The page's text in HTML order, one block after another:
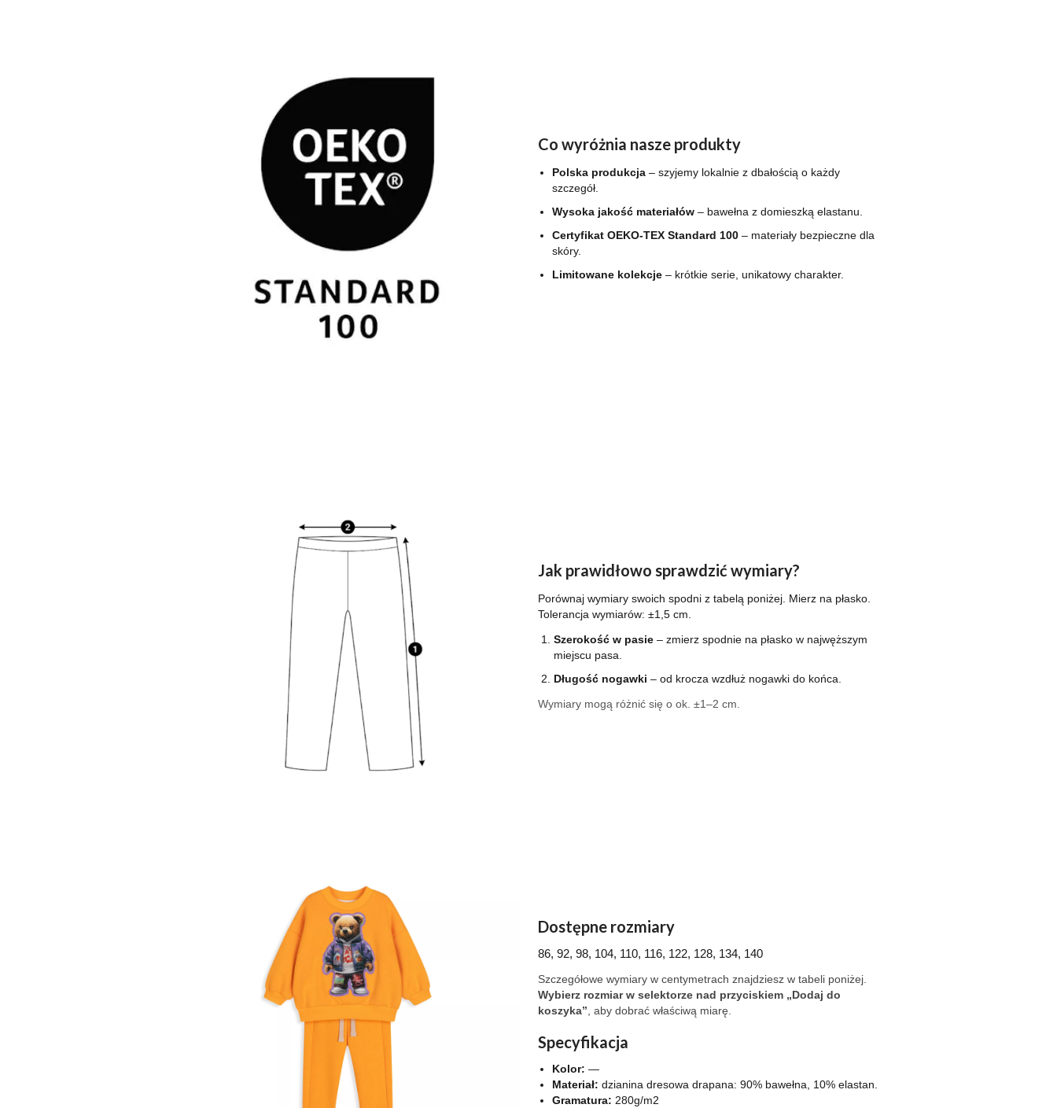
Co wyróżnia nasze produkty
Polska produkcja – szyjemy lokalnie z dbałością o każdy
szczegół.
Wysoka jakość materiałów – bawełna z domieszką elastanu.
Certyfikat OEKO-TEX Standard 100 – materiały bezpieczne dla
skóry.
Limitowane kolekcje – krótkie serie, unikatowy charakter.
Jak prawidłowo sprawdzić wymiary?
Porównaj wymiary swoich spodni z tabelą poniżej. Mierz na płasko.
Tolerancja wymiarów: ±1,5 cm.
Szerokość w pasie – zmierz spodnie na płasko w najwęższym
miejscu pasa.
Długość nogawki – od krocza wzdłuż nogawki do końca.
Wymiary mogą różnić się o ok. ±1–2 cm.
Dostępne rozmiary
86, 92, 98, 104, 110, 116, 122, 128, 134, 140
Szczegółowe wymiary w centymetrach znajdziesz w tabeli poniżej.
Wybierz rozmiar w selektorze nad przyciskiem „Dodaj do
koszyka” , aby dobrać właściwą miarę.
Specyfikacja
Kolor: —
Materiał: dzianina dresowa drapana: 90% bawełna, 10% elastan.
Gramatura: 280g/m2